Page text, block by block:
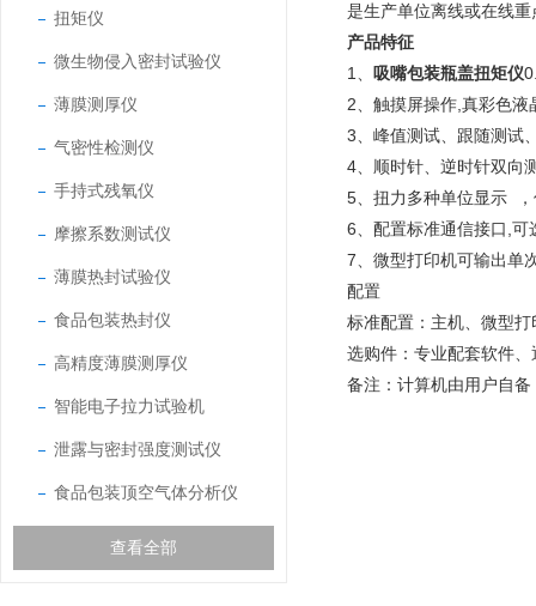
扭矩仪
微生物侵入密封试验仪
薄膜测厚仪
气密性检测仪
手持式残氧仪
摩擦系数测试仪
薄膜热封试验仪
食品包装热封仪
高精度薄膜测厚仪
智能电子拉力试验机
泄露与密封强度测试仪
食品包装顶空气体分析仪
查看全部
是生产单位离线或在线
产品特征
1、
吸嘴包装瓶盖扭矩仪
2、触摸屏操作,真彩色
3、峰值测试、跟随测试
4、顺时针、逆时针双向
5、扭力多种单位显示
6、配置标准通信接口,可
7、微型打印机可输出单
配置
标准配置：主机、微型
选购件：专业配套软件
备注：计算机由用户自